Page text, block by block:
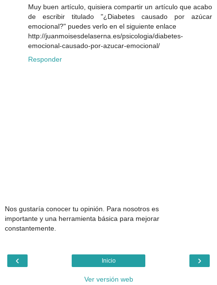
Muy buen artículo, quisiera compartir un artículo que acabo
de escribir titulado "¿Diabetes causado por azúcar
emocional?" puedes verlo en el siguiente enlace
http://juanmoisesdelaserna.es/psicologia/diabetes-
emocional-causado-por-azucar-emocional/
Responder
Nos gustaría conocer tu opinión. Para nosotros es
importante y una herramienta básica para mejorar
constantemente.
‹ ›
Inicio
Ver versión web